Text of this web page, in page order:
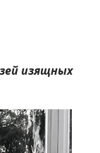
изящных